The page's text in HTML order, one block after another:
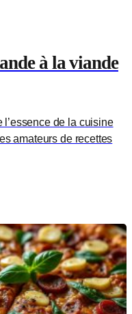
à la viande
de la cuisine
amateurs de recettes